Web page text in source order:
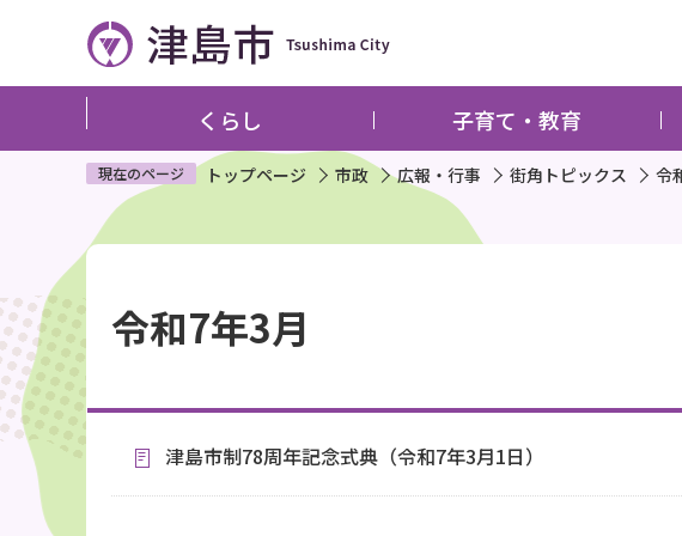
ペ
ジ
す
くらし 子育て・教育
現在のページ トップページ 市政 広報・行事 街角トピックス 令
文
こ
こ
か
ら
令和7年3月
津島市制78周年記念式典（令和7年3月1日）